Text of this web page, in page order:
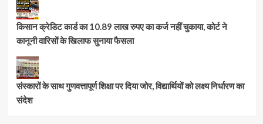
किसान क्रेडिट कार्ड का 10.89 लाख रुपए का कर्ज नहीं चुकाया, कोर्ट ने
कानूनी वारिसों के खिलाफ सुनाया फैसला
संस्कारों के साथ गुणवत्तापूर्ण शिक्षा पर दिया जोर, विद्यार्थियों को लक्ष्य निर्धारण का
संदेश